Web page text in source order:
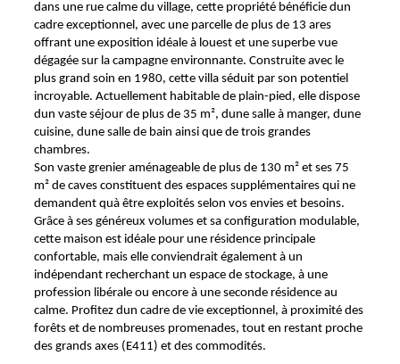
dans une rue calme du village, cette propriété bénéficie dun
cadre exceptionnel, avec une parcelle de plus de 13 ares
offrant une exposition idéale à louest et une superbe vue
dégagée sur la campagne environnante. Construite avec le
plus grand soin en 1980, cette villa séduit par son potentiel
incroyable. Actuellement habitable de plain-pied, elle dispose
dun vaste séjour de plus de 35 m², dune salle à manger, dune
cuisine, dune salle de bain ainsi que de trois grandes
chambres.
Son vaste grenier aménageable de plus de 130 m² et ses 75
m² de caves constituent des espaces supplémentaires qui ne
demandent quà être exploités selon vos envies et besoins.
Grâce à ses généreux volumes et sa configuration modulable,
cette maison est idéale pour une résidence principale
confortable, mais elle conviendrait également à un
indépendant recherchant un espace de stockage, à une
profession libérale ou encore à une seconde résidence au
calme. Profitez dun cadre de vie exceptionnel, à proximité des
forêts et de nombreuses promenades, tout en restant proche
des grands axes (E411) et des commodités.